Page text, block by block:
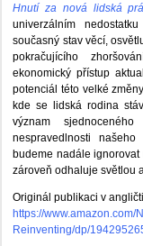
Hnutí za nová lidská
univerzálním
současný stav věcí,
pokračujícího
ekonomický přístup
potenciál této velké
kde se lidská rodina
význam
nespravedlnosti
budeme nadále
zároveň odhaluje světlou
Originál publikaci v
https://
Reinventing/dp/